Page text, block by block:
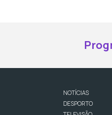
NOTÍCIAS
DESPORTO